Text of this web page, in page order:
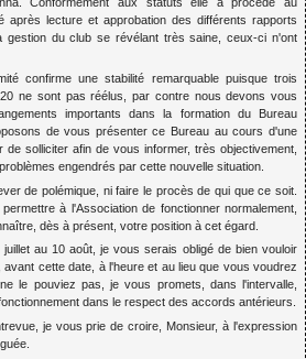
après lecture et approbation des différents rapports
gestion du club se révélant très saine, ceux-ci n'ont
confirme une stabilité remarquable puisque trois
ne sont pas réélus, par contre nous devons vous
importants dans la formation du Bureau
de vous présenter ce Bureau au cours d'une
de solliciter afin de vous informer, très objectivement,
engendrés par cette nouvelle situation.
de polémique, ni faire le procès de qui que ce soit.
à l'Association de fonctionner normalement,
dès à présent, votre position à cet égard.
au 10 août, je vous serais obligé de bien vouloir
cette date, à l'heure et au lieu que vous voudrez
le pouviez pas, je vous promets, dans l'intervalle,
dans le respect des accords antérieurs.
je vous prie de croire, Monsieur, à l'expression